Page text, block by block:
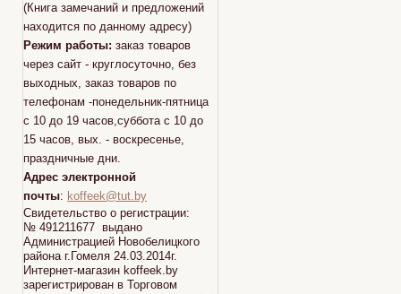
(Книга замечаний и предложений
находится по данному адресу)
Режим работы: заказ товаров
через сайт - круглосуточно, без
выходных, заказ товаров по
телефонам -понедельник-пятница
с 10 до 19 часов,суббота с 10 до
15 часов, вых. - воскресенье,
праздничные дни.
Адрес электронной
почты: koffeek@tut.by
Свидетельство о регистрации:
№ 491211677 выдано
Администрацией Новобелицкого
района г.Гомеля 24.03.2014г.
Интернет-магазин koffeek.by
зарегистрирован в Торговом